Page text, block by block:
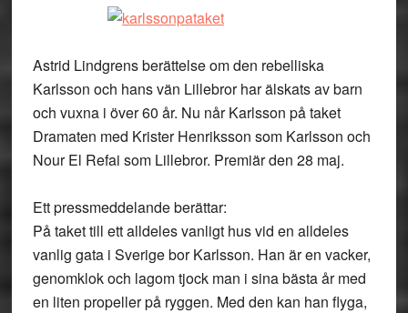
Astrid Lindgrens berättelse om den rebelliska
Karlsson och hans vän Lillebror har älskats av barn
och vuxna i över 60 år. Nu når Karlsson på taket
Dramaten med Krister Henriksson som Karlsson och
Nour El Refai som Lillebror. Premiär den 28 maj.
Ett pressmeddelande berättar:
På taket till ett alldeles vanligt hus vid en alldeles
vanlig gata i Sverige bor Karlsson. Han är en vacker,
genomklok och lagom tjock man i sina bästa år med
en liten propeller på ryggen. Med den kan han flyga,